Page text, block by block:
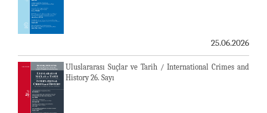
25.06.2026
Uluslararası Suçlar ve Tarih / International Crimes and
History 26. Sayı